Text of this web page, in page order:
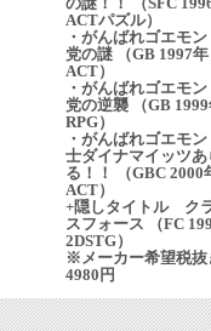
ACTパズル）
・がんばれゴエモ
党の謎 （GB 1997年
ACT）
・がんばれゴエモ
党の逆襲 （GB
RPG）
・がんばれゴエモ
士ダイナマイッツあ
る！！ （GBC 2000
ACT）
+隠しタイトル ク
スフォース （FC
2DSTG）
※メーカー希望税抜
4980円